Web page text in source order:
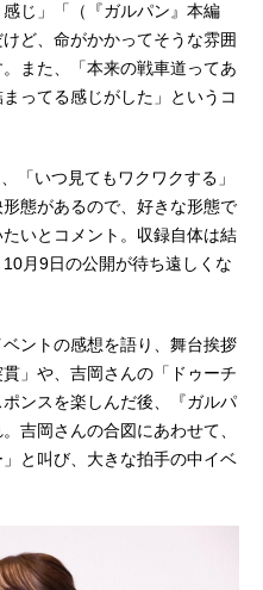
じ」「（『ガルパン』本編
ど、命がかかってそうな雰囲
また、「本来の戦車道ってあ
ってる感じがした」というコ
「いつ見てもワクワクする」
態があるので、好きな形態で
いとコメント。収録自体は結
月9日の公開が待ち遠しくな
ントの感想を語り、舞台挨拶
」や、吉岡さんの「ドゥーチ
ンスを楽しんだ後、『ガルパ
吉岡さんの合図にあわせて、
と叫び、大きな拍手の中イベ